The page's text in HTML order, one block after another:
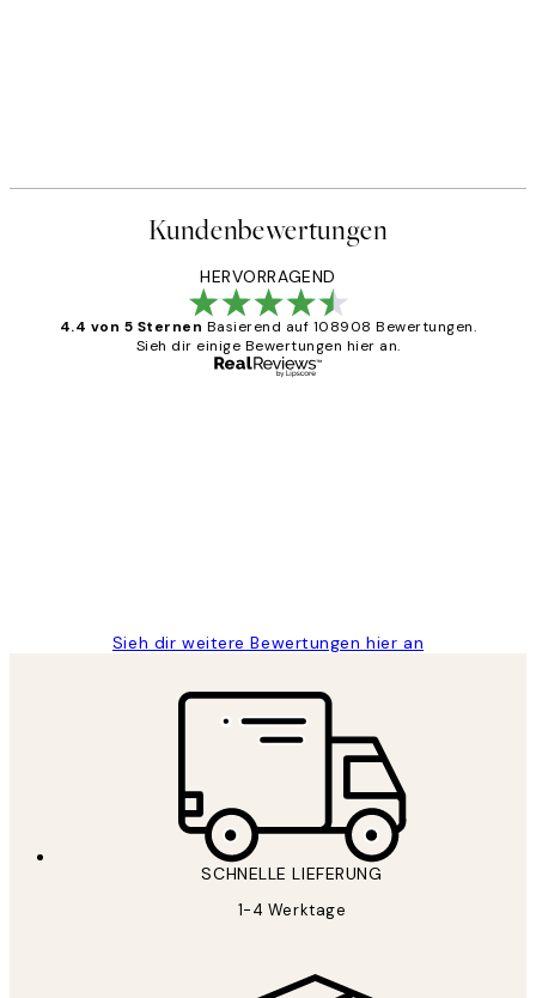
Kundenbewertungen
HERVORRAGEND
4.4 von 5 Sternen Basierend auf 108908 Bewertungen.
Sieh dir einige Bewertungen hier an.
Sieh dir weitere Bewertungen hier an
SCHNELLE LIEFERUNG
1-4 Werktage